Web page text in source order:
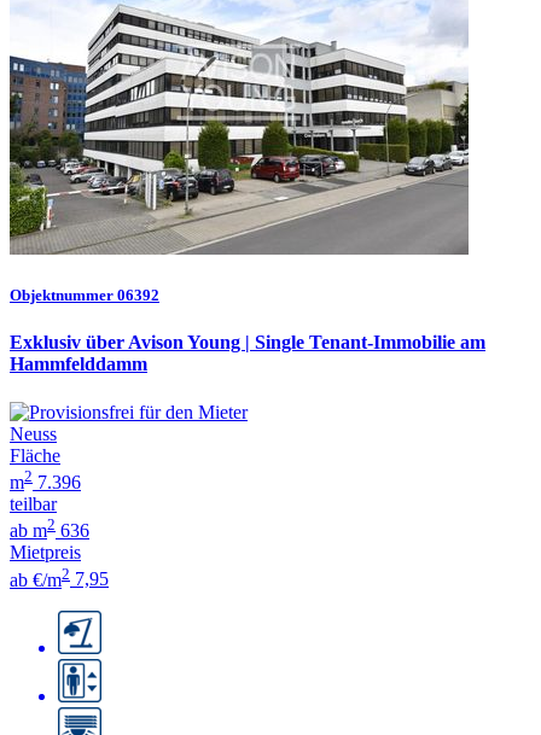
Objektnummer 06392
Exklusiv über Avison Young | Single Tenant-Immobilie am
Hammfelddamm
Neuss
Fläche
m2 7.396
teilbar
ab m2 636
Mietpreis
ab €/m2 7,95